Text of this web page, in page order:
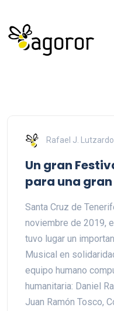
Rafael J.
Un gran
para una
Santa Cruz de
noviembre de 2019,
tuvo lugar un
Musical en
equipo humano
humanitaria: Daniel
Juan Ramón Tosco,